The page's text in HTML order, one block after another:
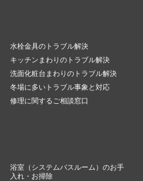
水栓金具のトラブル解決
キッチンまわりのトラブル解決
洗面化粧台まわりのトラブル解決
冬場に多いトラブル事象と対応
修理に関するご相談窓口
浴室（システムバスルーム）のお手
入れ・お掃除